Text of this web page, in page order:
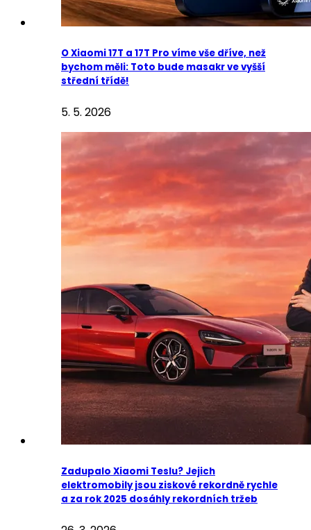
O Xiaomi 17T a 17T Pro víme vše dříve, než
bychom měli: Toto bude masakr ve vyšší
střední třídě!
5. 5. 2026
Zadupalo Xiaomi Teslu? Jejich
elektromobily jsou ziskové rekordně rychle
a za rok 2025 dosáhly rekordních tržeb